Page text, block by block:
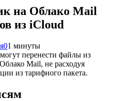
на Облако Mail
из iCloud
01 минуты
перенести файлы из
Mail, не расходуя
из тарифного пакета.